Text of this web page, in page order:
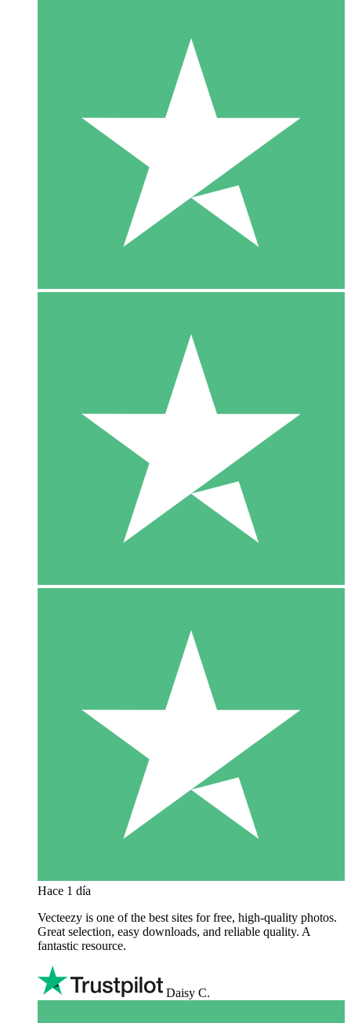
Hace 1 día
Vecteezy is one of the best sites for free, high‑quality photos.
Great selection, easy downloads, and reliable quality. A
fantastic resource.
Daisy C.